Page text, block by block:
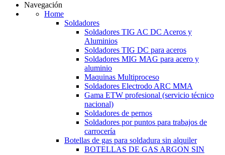
Navegación
Home
Soldadores
Soldadores TIG AC DC Aceros y
Aluminios
Soldadores TIG DC para aceros
Soldadores MIG MAG para acero y
aluminio
Maquinas Multiproceso
Soldadores Electrodo ARC MMA
Gama ETW profesional (servicio técnico
nacional)
Soldadores de pernos
Soldadores por puntos para trabajos de
carrocería
Botellas de gas para soldadura sin alquiler
BOTELLAS DE GAS ARGON SIN